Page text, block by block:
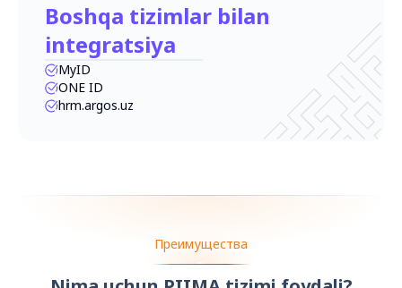
Boshqa tizimlar bilan
integratsiya
MyID
ONE ID
hrm.argos.uz
Преимущества